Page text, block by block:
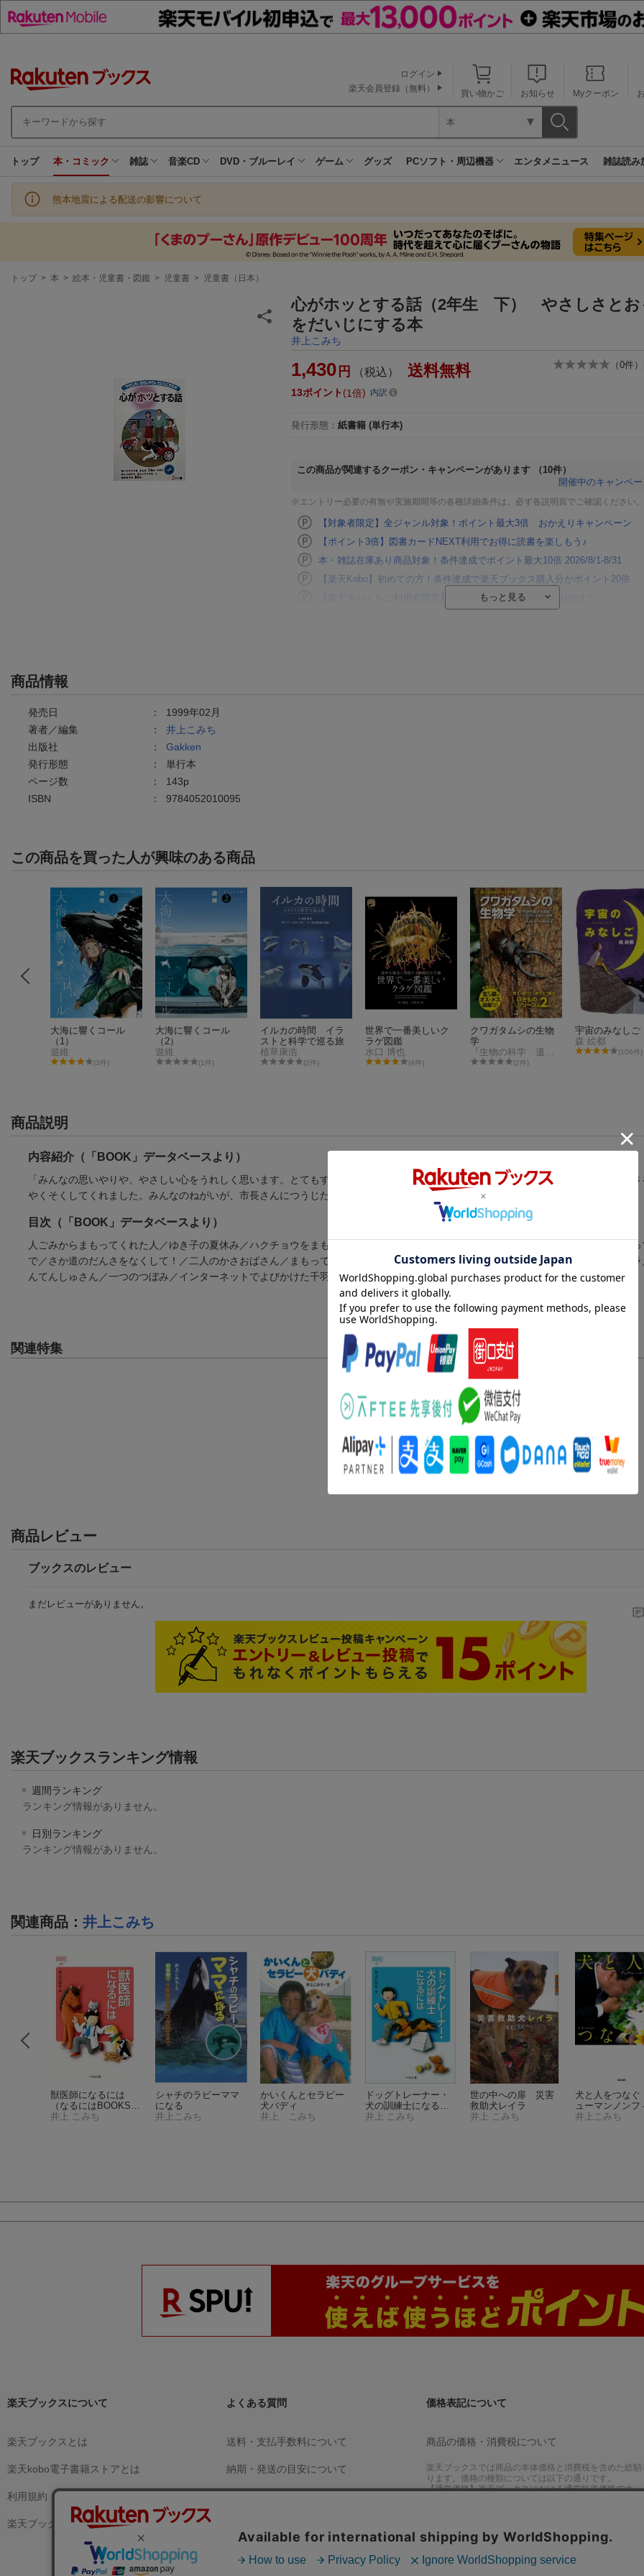
買い物かご お知らせ Myクーポン
ログイン
楽天会員登録（無料）
本
トップ 本・コミック 雑誌 音楽CD DVD・ブルーレイ ゲーム グッズ PCソフト・周辺機器 エンタメニュース 雑誌読み
熊本地震による配送の影響について
現
トップ > 本 > 絵本・児童書・図鑑 > 児童書 > 児童書（日本）
心がホッとする話（2年生 下） やさしさとお
をだいじにする本
井上こみち
（0件）
1,430 円 （税込） 送料無料
13ポイント 1倍 内訳
発行形態 ： 紙書籍 (単行本)
この商品が関連するクーポン・キャンペーンがあります
（10件）
開催中のキャンペ
※エントリー必要の有無や実施期間等の各種詳細条件は、必ず各説明頁でご確認ください。
【対象者限定】全ジャンル対象！ポイント最大3倍 おかえりキャンペーン
【ポイント3倍】図書カードNEXT利用でお得に読書を楽しもう♪
本・雑誌在庫あり商品対象！条件達成でポイント最大10倍 2026/8/1-8/31
【楽天Kobo】初めての方！条件達成で楽天ブックス購入分がポイント20倍
【楽天モバイルご利用者限定】条件達成で100万ポイント山分け！
商品情報
発売日 ： 1999年02月
著者／編集
： 井上こみち
出版社
： Gakken
発行形態
： 単行本
ページ数
： 143p
ISBN
： 9784052010095
この商品を買った人が興味のある商品
大海に響くコール
（1）
遊維
(3件)
大海に響くコール
（2）
遊維
(1件)
イルカの時間 イラ
ストと科学で巡る旅
植草康浩
(2件)
世界で一番美しいク
ラゲ図鑑
水口 博也
(4件)
クワガタムシの生物
学
(2件)
宇宙のみなしご
森 絵都
(106件)
商品説明
内容紹介（「BOOK」データベースより）
「みんなの思いやりや、やさしい心をうれしく思います。とてもすばらしいいけんをありがとう。」市長さんは、学校のさか道のだん
やくそくしてくれました。みんなのねがいが、市長さんにつうじたのです（『さか道のだんさをなくして！』より）など、１３話。
目次（「BOOK」データベースより）
人ごみからまもってくれた人／ゆき子の夏休み／ハクチョウをまもる三角の小ばた／ドングリの木は、家のまもりがみさま／大きくな
で／さか道のだんさをなくして！／二人のかさおばさん／まもっているツバメのす／歩けないネコと車いす／うえてください荘川ザクラ
んてんしゅさん／一つのつぼみ／インターネットでよびかけた千羽づる
関連特集
商品レビュー
ブックスのレビュー
まだレビューがありません。
楽天ブックスランキング情報
週間ランキング
ランキング情報がありません。
日別ランキング
ランキング情報がありません。
関連商品 ： 井上こみち
獣医師になるには
（なるにはBOOKS
68）
井上 こみち
シャチのラビーママ
になる
井上こみち
かいくんとセラピー
犬バディ
井上 こみち
ドッグトレーナー・
犬の訓練士になるに
は （なるにはBOOKS
井上 こみち
世の中への扉 災害
救助犬レイラ
井上 こみち
犬と人をつなぐ
ューマンノンフ
ション）
井上こみち
楽天ブックスについて
楽天ブックスとは
楽天kobo電子書籍ストアとは
利用規約
楽天ブックスからのお知らせ
よくある質問
送料・支払手数料について
納期・発送の目安について
価格表記について
商品の価格・消費税について
楽天ブックスでは商品の本体価格と消費税を含めた総額
ります。価格の種類については以下の通りです。
【通常価格】楽天ブックスにおける通常販売価格です。
楽天ブックスアプリ